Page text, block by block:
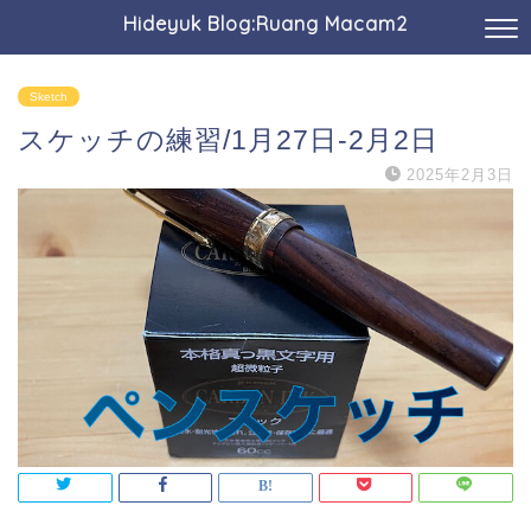
Hideyuk Blog:Ruang Macam2
Sketch
スケッチの練習/1月27日-2月2日
2025年2月3日